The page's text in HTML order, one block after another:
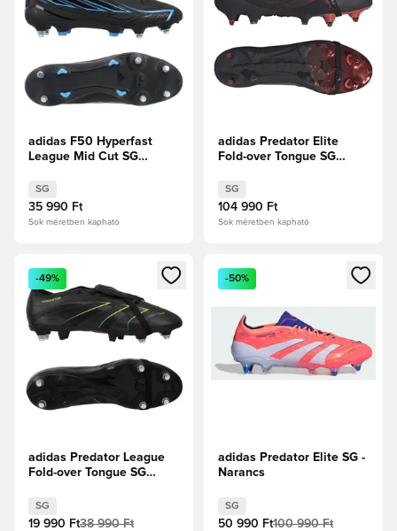
adidas F50 Hyperfast
League Mid Cut SG
SG
35 990 Ft
Sok méretben kapható
adidas Predator Elite
Fold-over Tongue SG
kiadás
SG
104 990 Ft
Sok méretben kapható
Megnyit egy modált a bejelentkezéshez vagy a tagként
-49%
adidas Predator League
Fold-over Tongue SG
Black/Karbon/Lucid
Lemon
SG
19 990 Ft38 990 Ft
Megnyit egy modált a
-50%
adidas Predator Elite SG -
Narancs
SG
50 990 Ft100 990 Ft